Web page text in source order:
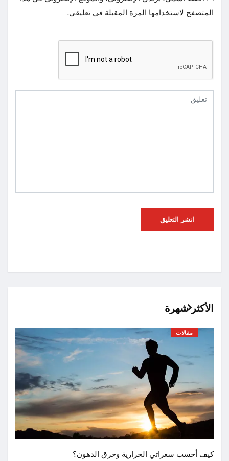
المتصفح لاستخدامها المرة المقبلة في تعليقي.
الأكثر شهرة
مقالات
كيف أحسب سعراتي الحرارية وحرق الدهون؟